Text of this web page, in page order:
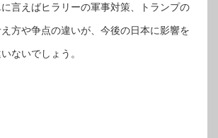
言えばヒラリーの軍事対策、トランプの
方や争点の違いが、今後の日本に影響を
ないでしょう。